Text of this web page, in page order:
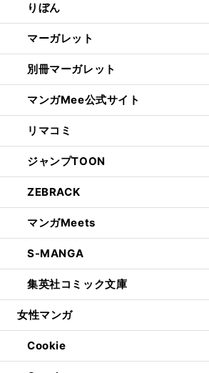
りぼん
マーガレット
別冊マーガレット
マンガMee公式サイト
リマコミ
ジャンプTOON
ZEBRACK
マンガMeets
S-MANGA
集英社コミック文庫
女性マンガ
Cookie